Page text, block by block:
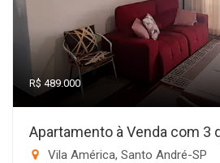
R$ 489.000
Apartamento à Venda com 3
Vila América, Santo André-SP